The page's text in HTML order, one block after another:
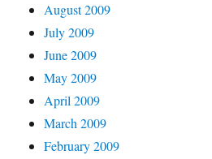
August 2009
July 2009
June 2009
May 2009
April 2009
March 2009
February 2009